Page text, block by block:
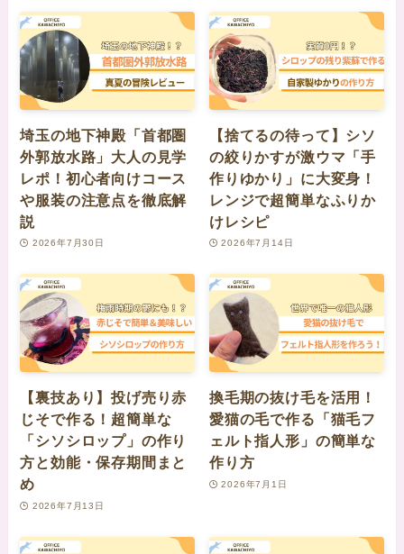
埼玉の地下神殿「首都圏
外郭放水路」大人の見学
レポ！初心者向けコース
や服装の注意点を徹底解
説
2026年7月30日
【捨てるの待って】シソ
の絞りかすが激ウマ「手
作りゆかり」に大変身！
レンジで超簡単なふりか
けレシピ
2026年7月14日
【裏技あり】投げ売り赤
じそで作る！超簡単な
「シソシロップ」の作り
方と効能・保存期間まと
め
2026年7月13日
換毛期の抜け毛を活用！
愛猫の毛で作る「猫毛フ
ェルト指人形」の簡単な
作り方
2026年7月1日